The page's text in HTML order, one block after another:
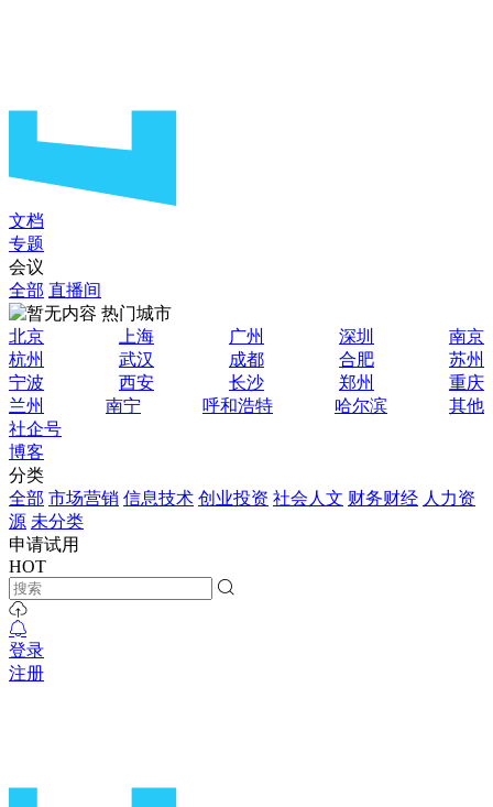
文档
专题
会议
全部 直播间
热门城市
北京
上海 广州 深圳
南京
杭州
武汉 成都 合肥
苏州
宁波
西安 长沙 郑州
重庆
兰州
南宁 呼和浩特 哈尔滨
其他
社企号
博客
分类
全部 市场营销 信息技术 创业投资 社会人文 财务财经 人力资
源 未分类
申请试用
HOT
登录
注册